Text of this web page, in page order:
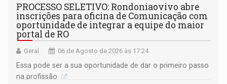
PROCESSO SELETIVO: Rondoniaovivo abre
inscrições para oficina de Comunicação com
oportunidade de integrar a equipe do maior
portal de RO
Geral 06 de Agosto de 2026 às 17:24
Essa pode ser a sua oportunidade de dar o primeiro passo
na profissão